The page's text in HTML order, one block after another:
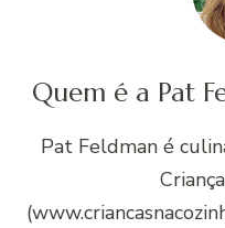
Quem é a Pat
Pat Feldman é